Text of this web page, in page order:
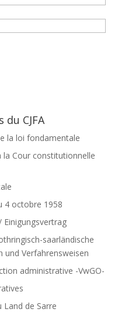
CJFA
la loi fondamentale
la Cour constitutionnelle
4 octobre 1958
Einigungsvertrag
saarländische
und Verfahrensweisen
administrative -VwGO-
Land de Sarre